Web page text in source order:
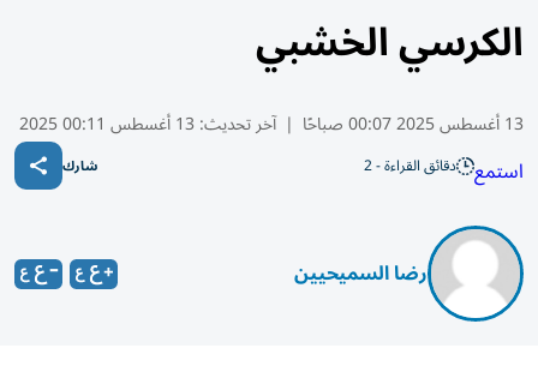
الكرسي الخشبي
13 أغسطس 2025 00:07 صباحًا | آخر تحديث: 13 أغسطس 00:11 2025
استمع دقائق القراءة - 2 شارك
رضا السميحيين